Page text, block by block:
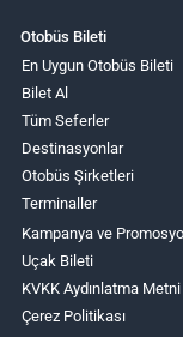
Otobüs Bileti
En Uygun Otobüs Bileti
Bilet Al
Tüm Seferler
Destinasyonlar
Otobüs Şirketleri
Terminaller
Kampanya ve
Uçak Bileti
KVKK Aydınlatma Metni
Çerez Politikası